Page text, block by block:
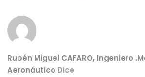
Rubén Miguel CAFARO, Ingeniero
Aeronáutico Dice